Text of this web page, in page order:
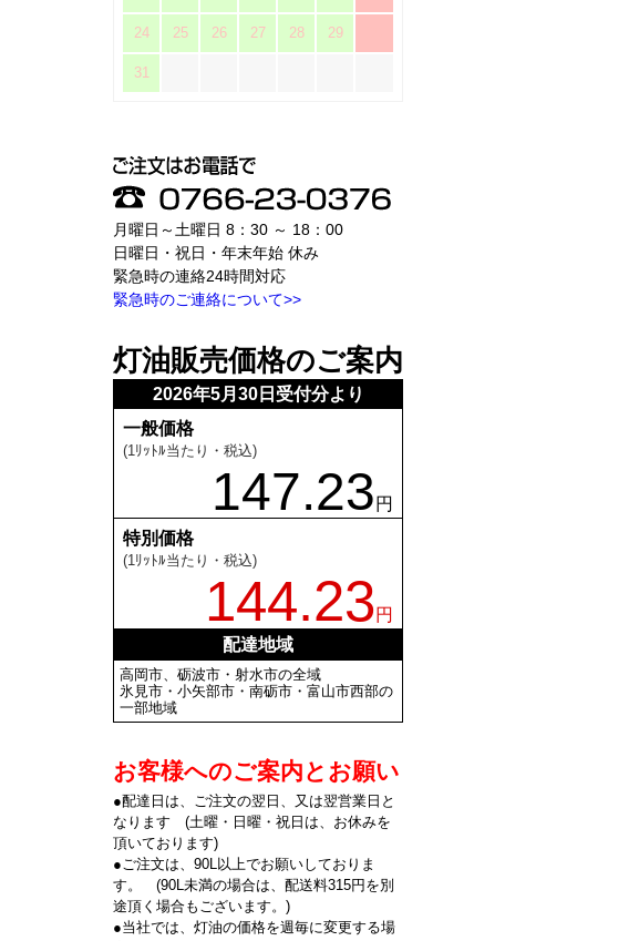
24 25 26 27 28 29
31
月曜日～土曜日 8：30 ～ 18：00
日曜日・祝日・年末年始 休み
緊急時の連絡24時間対応
緊急時のご連絡について>>
灯油販売価格のご案内
2026年5月30日受付分より
一般価格
(1ﾘｯﾄﾙ当たり・税込)
147.23 円
特別価格
(1ﾘｯﾄﾙ当たり・税込)
144.23円
配達地域
高岡市、砺波市・射水市の全域
氷見市・小矢部市・南砺市・富山市西部の
一部地域
お客様へのご案内とお願い
●配達日は、ご注文の翌日、又は翌営業日と
なります (土曜・日曜・祝日は、お休みを
頂いております)
●ご注文は、90L以上でお願いしておりま
す。 (90L未満の場合は、配送料315円を別
途頂く場合もございます。)
●当社では、灯油の価格を週毎に変更する場